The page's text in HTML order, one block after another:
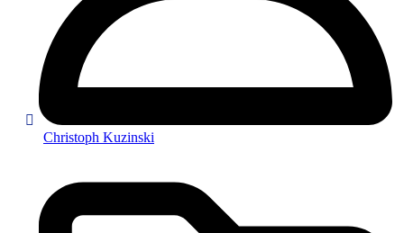
Christoph Kuzinski